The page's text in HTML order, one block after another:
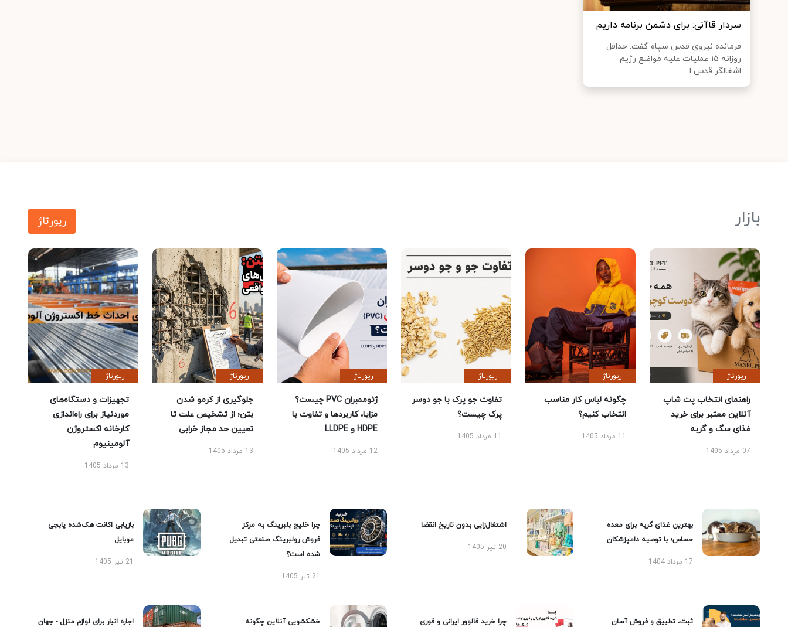
سردار قاآنی: برای دشمن برنامه داریم
فرمانده نیروی قدس سپاه گفت: حداقل
روزانه ۱۵ عملیات علیه مواضع رژیم
اشغالگر قدس ا...
بازار رپورتاژ
رپورتاژ
راهنمای انتخاب پت شاپ
آنلاین معتبر برای خرید
غذای سگ و گربه
07 مرداد 1405
رپورتاژ
چگونه لباس کار مناسب
انتخاب کنیم؟
11 مرداد 1405
رپورتاژ
تفاوت جو پرک با جو دوسر
پرک چیست؟
11 مرداد 1405
رپورتاژ
ژئوممبران PVC چیست؟
مزایا، کاربردها و تفاوت با
HDPE و LLDPE
12 مرداد 1405
رپورتاژ
جلوگیری از کرمو شدن
بتن؛ از تشخیص علت تا
تعیین حد مجاز خرابی
13 مرداد 1405
رپورتاژ
تجهیزات و دستگاه‌های
موردنیاز برای راه‌اندازی
کارخانه اکستروژن
آلومینیوم
13 مرداد 1405
بهترین غذای گربه برای معده
حساس؛ با توصیه دامپزشکان
17 مرداد 1404
اشتغال‌زایی بدون تاریخ انقضا
20 تیر 1405
چرا خلیج بلبرینگ به مرکز
فروش رولبرینگ صنعتی تبدیل
شده است؟
21 تیر 1405
بازیابی اکانت هک‌شده پابجی
موبایل
21 تیر 1405
ثبت، تطبیق و فروش آسان
چرا خرید فالوور ایرانی و فوری
خشکشویی آنلاین چگونه
اجاره انبار برای لوازم منزل - جهان